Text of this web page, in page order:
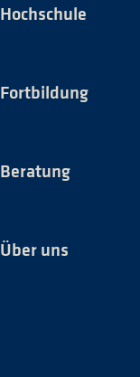
Hochschule
Fortbildung
Beratung
Über uns